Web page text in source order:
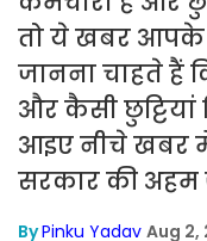
तो ये खबर आपके
जानना चाहते हैं
और कैसी
आइए नीचे खबर
सरकार की अहम
ByPinku Yadav Aug 2,